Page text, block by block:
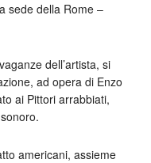
sede della Rome –
dell’artista, si
ad opera di Enzo
ai Pittori arrabbiati,
americani, assieme